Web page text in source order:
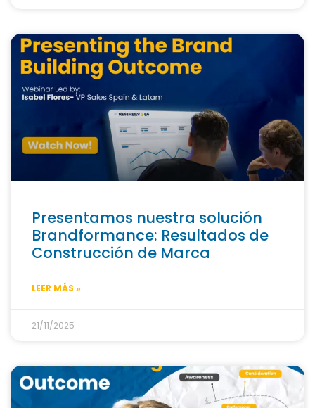
Presentamos nuestra solución
Brandformance: Resultados de
Construcción de Marca
LEER MÁS »
21/11/2025